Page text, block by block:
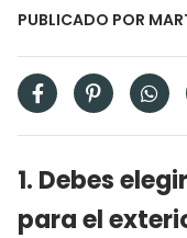
PUBLICADO POR
1. Debes
para el